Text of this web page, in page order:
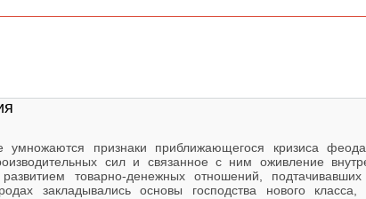
признаки приближающегося кризиса
сил и связанное с ним оживление
товарно-денежных отношений,
закладывались основы господства нового класса,